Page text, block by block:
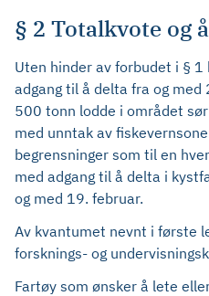
§ 2 Totalkvote og
Uten hinder av forbudet i §
adgang til å delta fra og
500 tonn lodde i området
med unntak av
begrensninger som til en
med adgang til å delta i
og med 19. februar.
Av kvantumet nevnt i første
forsknings- og
Fartøy som ønsker å lete